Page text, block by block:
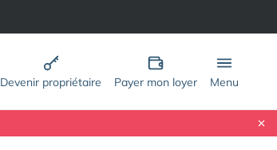
Devenir propriétaire Payer mon loyer Menu